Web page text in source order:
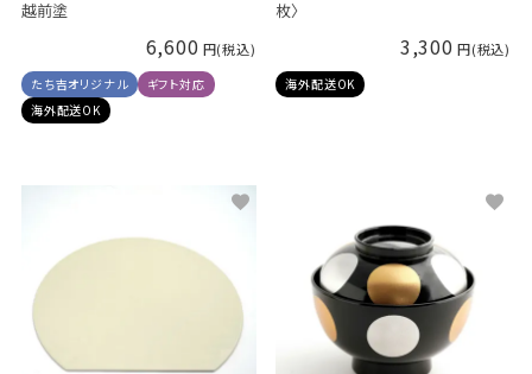
越前塗
6,600
たち吉オリジナル
ギフト対応
海外配送OK
枚〉
3,300
海外配送OK